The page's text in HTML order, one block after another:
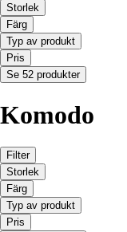
Storlek
Färg
Typ av produkt
Pris
Se 52 produkter
Komodo
Filter
Storlek
Färg
Typ av produkt
Pris